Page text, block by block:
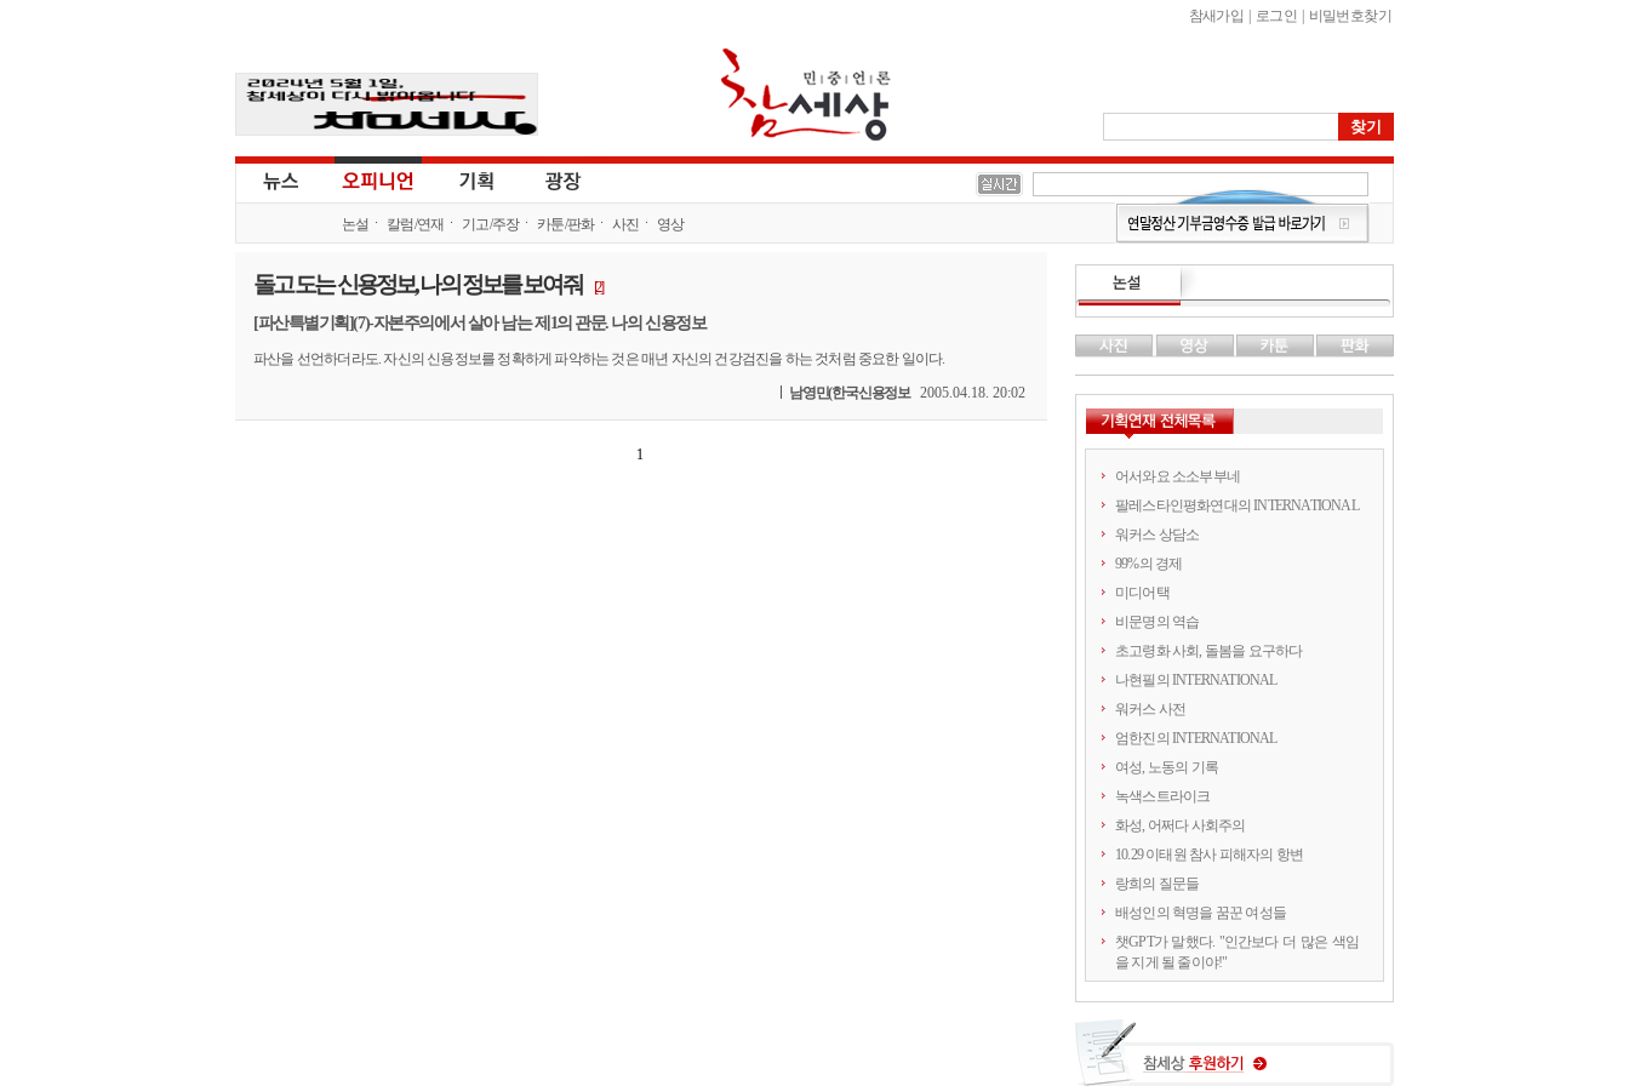
참새가입 로그인 비밀번호찾기
논설 칼럼/연재 기고/주장 카툰/판화 사진 영상
돌고 도는 신용정보, 나의 정보를 보여줘 [2]
[파산특별기획](7)-자본주의에서 살아 남는 제1의 관문. 나의 신용정보
파산을 선언하더라도. 자신의 신용정보를 정확하게 파악하는 것은 매년 자신의 건강검진을 하는 것처럼 중요한 일이다.
남영민(한국신용정보 2005.04.18. 20:02
1
어서와요 소소부부네
팔레스타인평화연대의 INTERNATIONAL
워커스 상담소
99%의 경제
미디어택
비문명의 역습
초고령화 사회, 돌봄을 요구하다
나현필의 INTERNATIONAL
워커스 사전
엄한진의 INTERNATIONAL
여성, 노동의 기록
녹색스트라이크
화성, 어쩌다 사회주의
10.29 이태원 참사 피해자의 항변
랑희의 질문들
배성인의 혁명을 꿈꾼 여성들
챗GPT가 말했다. "인간보다 더 많은 색임
을 지게 될 줄이야!"
약속의 8회, 위기를 돌려세우는 녹색 스트
라이크
양지로 떠오른 국정원, 이적異的 행위의